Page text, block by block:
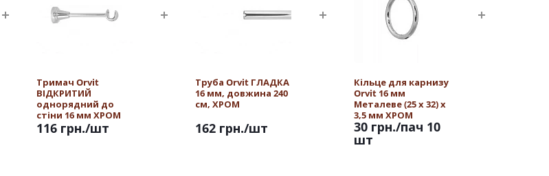
Тримач Orvit
ВІДКРИТИЙ
однорядний до
стіни 16 мм ХРОМ
116 грн./шт
Труба Orvit ГЛАДКА
16 мм, довжина 240
см, ХРОМ
162 грн./шт
Кільце для карнизу
Orvit 16 мм
Металеве (25 х 32) х
3,5 мм ХРОМ
30 грн./пач 10
шт